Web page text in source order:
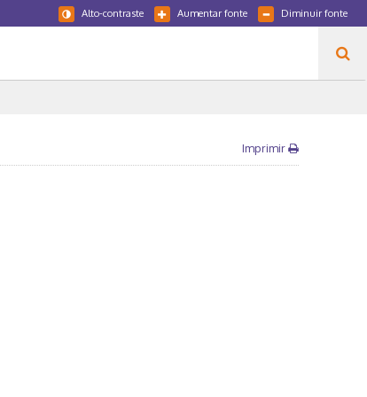
Diminuir fonte
Aumentar fonte
Alto-contraste
Imprimir